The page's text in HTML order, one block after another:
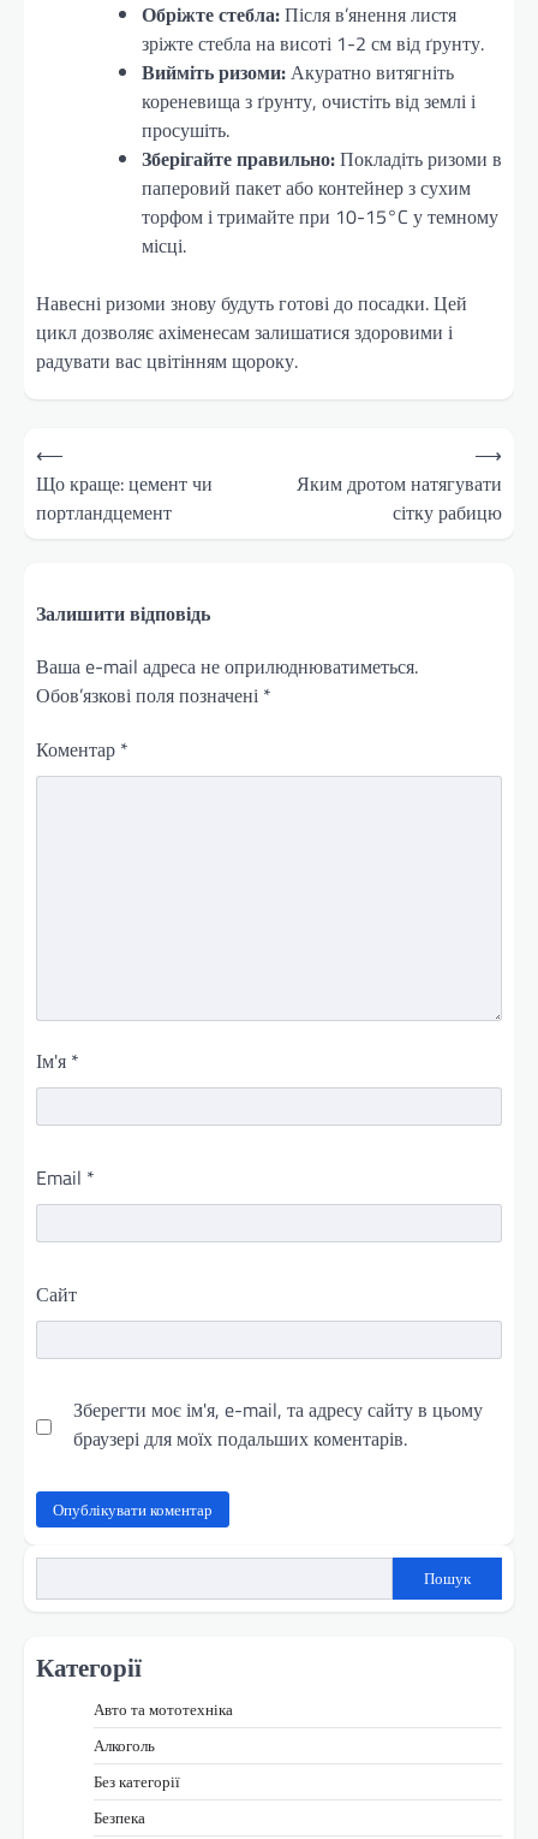
Обріжте стебла:Після в’янення листя
зріжте стебла на висоті 1-2 см від ґрунту.
Вийміть ризоми:Акуратно витягніть
кореневища з ґрунту, очистіть від землі і
просушіть.
Зберігайте правильно:Покладіть ризоми в
паперовий пакет або контейнер з сухим
торфом і тримайте при 10-15°C у темному
місці.
Навесні ризоми знову будуть готові до посадки. Цей
цикл дозволяє ахіменесам залишатися здоровими і
радувати вас цвітінням щороку.
Навігація
записів
⟵
Що краще: цемент чи
портландцемент
Яким дротом натягувати
сітку рабицю
⟶
Залишити відповідь
Ваша e-mail адреса не оприлюднюватиметься.
Обов’язкові поля позначені *
Коментар *
Ім'я *
Email *
Сайт
Зберегти моє ім'я, e-mail, та адресу сайту в цьому
браузері для моїх подальших коментарів.
Пошук
Категорії
Авто та мототехніка
Алкоголь
Без категорії
Безпека